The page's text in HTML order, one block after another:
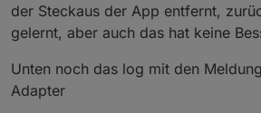
der Steckaus der App entfernt,
gelernt, aber auch das hat keine
Unten noch das log mit den
Adapter